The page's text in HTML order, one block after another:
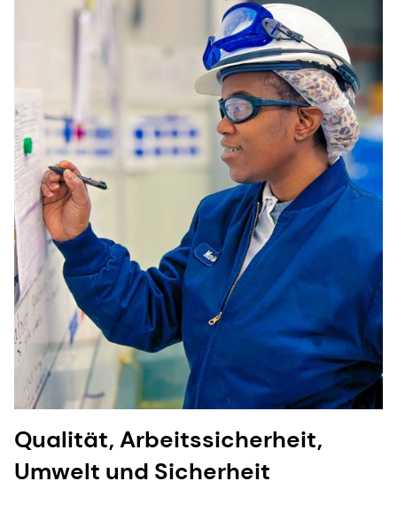
Qualität, Arbeitssicherheit,
Umwelt und Sicherheit